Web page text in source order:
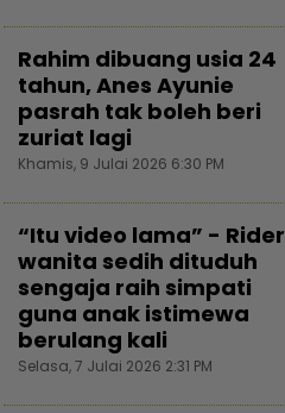
Rahim dibuang usia 24
tahun, Anes Ayunie
pasrah tak boleh beri
zuriat lagi
Khamis, 9 Julai 2026 6:30 PM
“Itu video lama” - Rider
wanita sedih dituduh
sengaja raih simpati
guna anak istimewa
berulang kali
Selasa, 7 Julai 2026 2:31 PM